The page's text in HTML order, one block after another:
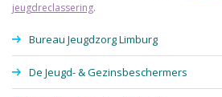
jeugdreclassering.
Bureau Jeugdzorg Limburg
De Jeugd- & Gezinsbeschermers